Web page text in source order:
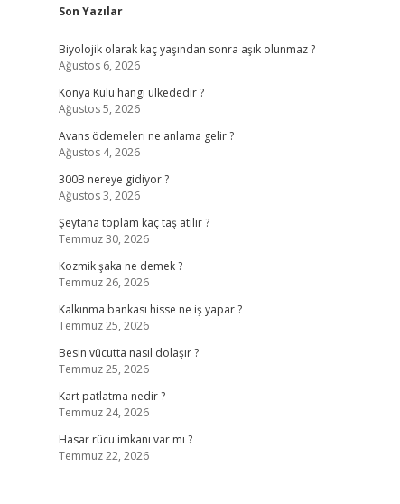
Sidebar
Son Yazılar
Biyolojik olarak kaç yaşından sonra aşık olunmaz ?
Ağustos 6, 2026
Konya Kulu hangi ülkededir ?
Ağustos 5, 2026
Avans ödemeleri ne anlama gelir ?
Ağustos 4, 2026
300B nereye gidiyor ?
Ağustos 3, 2026
Şeytana toplam kaç taş atılır ?
Temmuz 30, 2026
Kozmik şaka ne demek ?
Temmuz 26, 2026
Kalkınma bankası hisse ne iş yapar ?
Temmuz 25, 2026
Besin vücutta nasıl dolaşır ?
Temmuz 25, 2026
Kart patlatma nedir ?
Temmuz 24, 2026
Hasar rücu imkanı var mı ?
Temmuz 22, 2026